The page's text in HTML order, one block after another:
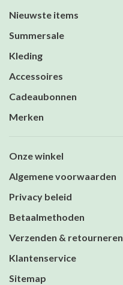
Nieuwste items
Summersale
Kleding
Accessoires
Cadeaubonnen
Merken
Onze winkel
Algemene voorwaarden
Privacy beleid
Betaalmethoden
Verzenden & retourneren
Klantenservice
Sitemap